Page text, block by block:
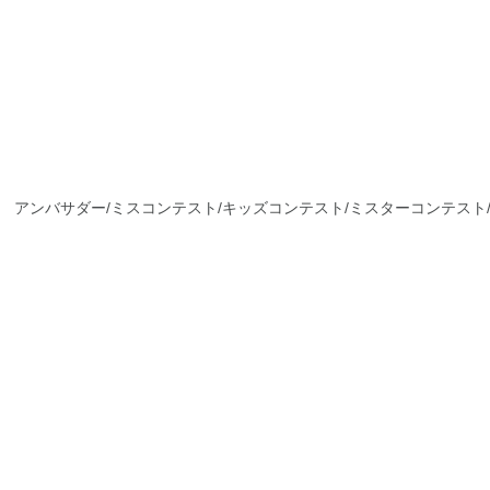
アンバサダー/ミスコンテスト/キッズコンテスト/ミスターコンテス